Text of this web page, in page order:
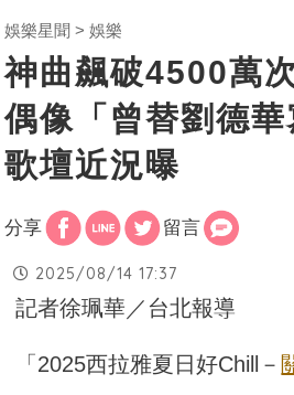
娛樂星聞 娛樂
神曲飆破4500萬
偶像「曾替劉德華
歌壇近況曝
分享 留言
2025/08/14 17:37
記者徐珮華／台北報導
「2025西拉雅夏日好Chill－